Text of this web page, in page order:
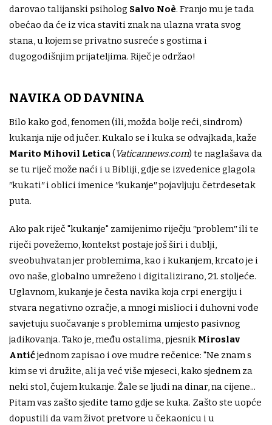
darovao talijanski psiholog Salvo Noè. Franjo mu je tada
obećao da će iz vica staviti znak na ulazna vrata svog
stana, u kojem se privatno susreće s gostima i
dugogodišnjim prijateljima. Riječ je održao!
NAVIKA OD DAVNINA
Bilo kako god, fenomen (ili, možda bolje reći, sindrom)
kukanja nije od jučer. Kukalo se i kuka se odvajkada, kaže
Marito Mihovil Letica(Vaticannews.com) te naglašava da
se tu riječ može naći i u Bibliji, gdje se izvedenice glagola
ʺkukatiʺ i oblici imenice ʺkukanjeʺ pojavljuju četrdesetak
puta.
Ako pak riječ "kukanje" zamijenimo riječju ʺproblemʺ ili te
riječi povežemo, kontekst postaje još širi i dublji,
sveobuhvatan jer problemima, kao i kukanjem, krcato je i
ovo naše, globalno umreženo i digitalizirano, 21. stoljeće.
Uglavnom, kukanje je česta navika koja crpi energiju i
stvara negativno ozračje, a mnogi mislioci i duhovni vođe
savjetuju suočavanje s problemima umjesto pasivnog
jadikovanja. Tako je, među ostalima, pjesnik Miroslav
Antićjednom zapisao i ove mudre rečenice: "Ne znam s
kim se vi družite, ali ja već više mjeseci, kako sjednem za
neki stol, čujem kukanje. Žale se ljudi na dinar, na cijene...
Pitam vas zašto sjedite tamo gdje se kuka. Zašto ste uopće
dopustili da vam život pretvore u čekaonicu i u